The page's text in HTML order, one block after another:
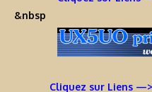
&nbsp
Cliquez sur Liens —>